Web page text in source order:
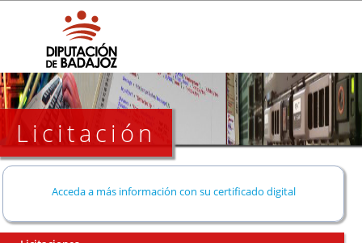
Licitación
Acceda a más información con su certificado digital